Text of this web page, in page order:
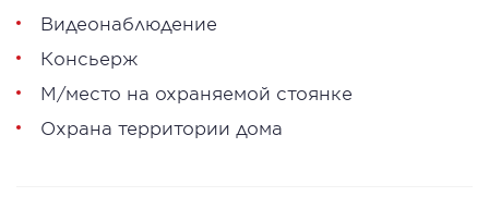
Видеонаблюдение
Консьерж
М/место на охраняемой стоянке
Охрана территории дома